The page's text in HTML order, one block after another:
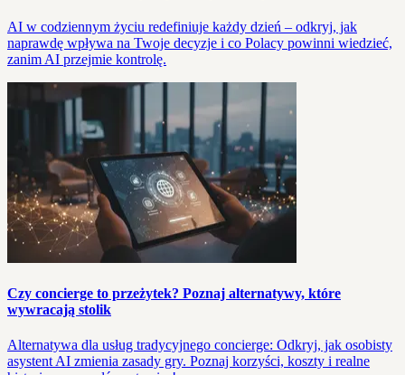
AI w codziennym życiu redefiniuje każdy dzień – odkryj, jak
naprawdę wpływa na Twoje decyzje i co Polacy powinni wiedzieć,
zanim AI przejmie kontrolę.
Czy concierge to przeżytek? Poznaj alternatywy, które
wywracają stolik
Alternatywa dla usług tradycyjnego concierge: Odkryj, jak osobisty
asystent AI zmienia zasady gry. Poznaj korzyści, koszty i realne